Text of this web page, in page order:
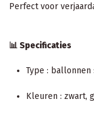
Perfect voor
📊Specificaties
Type : ballonnen
Kleuren : zwart,